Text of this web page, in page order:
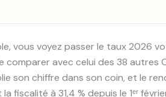
vous voyez passer le taux 2026
comparer avec celui des 38 autres
son chiffre dans son coin, et le
à 31,4 % depuis le 1ᵉʳ